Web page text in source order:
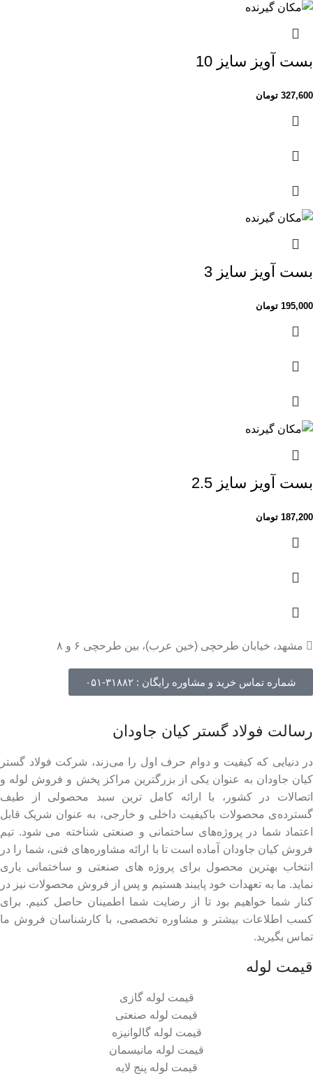
بست آویز سایز 10
327,600 تومان
بست آویز سایز 3
195,000 تومان
بست آویز سایز 2.5
187,200 تومان
مشهد، خیابان طرحچی (خین عرب)، بین طرحچی ۶ و ۸
شماره تماس خرید و مشاوره رایگان : ۳۱۸۸۲-۰۵۱
رسالت فولاد گستر کیان جاودان
در دنیایی که کیفیت و دوام حرف اول را می‌زند، شرکت فولاد گستر
کیان جاودان به عنوان یکی از بزرگترین مراکز پخش و فروش لوله و
اتصالات در کشور، با ارائه کامل ترین سبد محصولی از طیف
گسترده‌‌ی محصولات باکیفیت داخلی و خارجی، به عنوان شریک قابل
اعتماد شما در پروژه‌های ساختمانی و صنعتی شناخته می شود. تیم
فروش کیان جاودان آماده است تا با ارائه مشاوره‌های فنی، شما را در
انتخاب بهترین محصول برای پروژه های صنعتی و ساختمانی یاری
نماید. ما به تعهدات خود پایبند هستیم و پس از فروش محصولات نیز در
کنار شما خواهیم بود تا از رضایت شما اطمینان حاصل کنیم. برای
کسب اطلاعات بیشتر و مشاوره تخصصی، با کارشناسان فروش ما
تماس بگیرید.
قیمت لوله
قیمت لوله گازی
قیمت لوله صنعتی
قیمت لوله گالوانیزه
قیمت لوله مانیسمان
قیمت لوله پنج لایه